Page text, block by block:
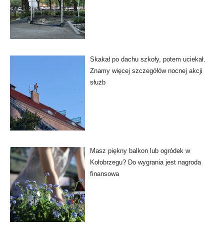
Skakał po dachu szkoły, potem uciekał.
Znamy więcej szczegółów nocnej akcji
służb
Masz piękny balkon lub ogródek w
Kołobrzegu? Do wygrania jest nagroda
finansowa